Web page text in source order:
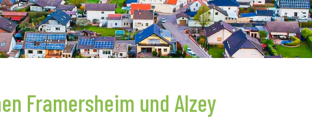
Framersheim und Alzey